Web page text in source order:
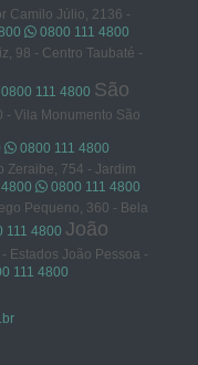
Camilo Júlio, 2136 -
0800 111 4800
98 - Centro Taubaté -
111 4800 São
- Vila Monumento São
0800 111 4800
Zeraibe, 754 - Jardim
0800 111 4800
Pequeno, 360 - Bela
111 4800 João
Estados João Pessoa -
111 4800